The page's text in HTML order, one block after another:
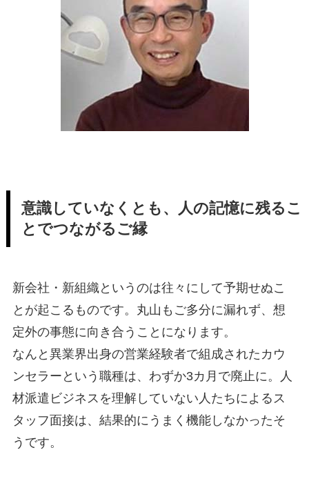
意識していなくとも、人の記憶に残るこ
とでつながるご縁
新会社・新組織というのは往々にして予期せぬこ
とが起こるものです。丸山もご多分に漏れず、想
定外の事態に向き合うことになります。
なんと異業界出身の営業経験者で組成されたカウ
ンセラーという職種は、わずか3カ月で廃止に。人
材派遣ビジネスを理解していない人たちによるス
タッフ面接は、結果的にうまく機能しなかったそ
うです。